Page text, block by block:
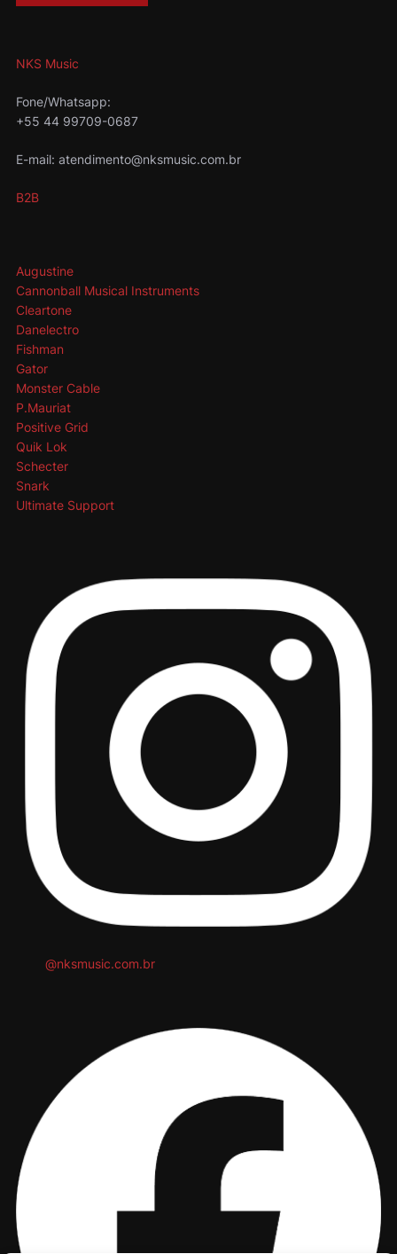
NKS Music
Fone/Whatsapp:
+55 44 99709-0687
E-mail: atendimento@nksmusic.com.br
B2B
Augustine
Cannonball Musical Instruments
Cleartone
Danelectro
Fishman
Gator
Monster Cable
P.Mauriat
Positive Grid
Quik Lok
Schecter
Snark
Ultimate Support
@nksmusic.com.br